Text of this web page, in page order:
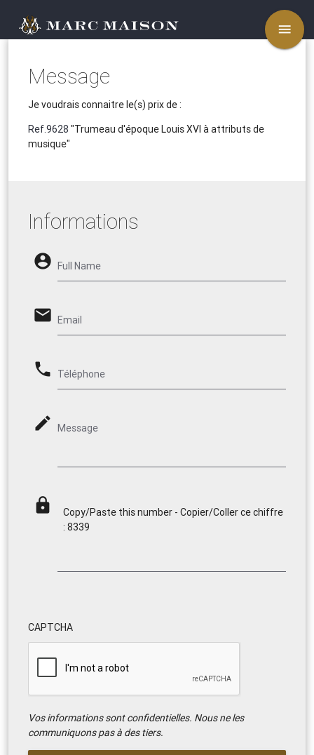
menu
Message
Je voudrais connaitre le(s) prix de :
Ref.9628 "Trumeau d'époque Louis XVI à attributs de
musique"
Informations
account_circle Full Name
email Email
phone Téléphone
mode_edit Message
lock
Copy/Paste this number - Copier/Coller ce chiffre
: 8339
CAPTCHA
Vos informations sont confidentielles. Nous ne les
communiquons pas à des tiers.